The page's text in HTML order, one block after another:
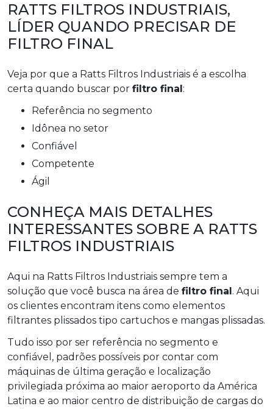
RATTS FILTROS INDUSTRIAIS,
LÍDER QUANDO PRECISAR DE
FILTRO FINAL
Veja por que a Ratts Filtros Industriais é a escolha
certa quando buscar por filtro final :
referência no segmento
idônea no setor
confiável
competente
ágil
CONHEÇA MAIS DETALHES
INTERESSANTES SOBRE A RATTS
FILTROS INDUSTRIAIS
Aqui na Ratts Filtros Industriais sempre tem a
solução que você busca na área de filtro final . Aqui
os clientes encontram itens como elementos
filtrantes plissados tipo cartuchos e mangas plissadas.
Tudo isso por ser referência no segmento e
confiável, padrões possíveis por contar com
máquinas de última geração e localização
privilegiada próxima ao maior aeroporto da América
Latina e ao maior centro de distribuição de cargas do